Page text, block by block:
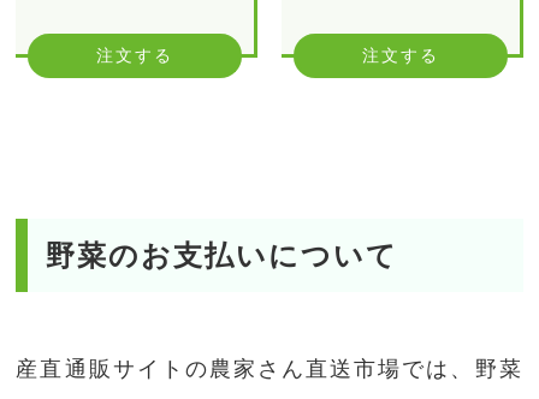
注文する 注文する
野菜のお支払いについて
産直通販サイトの農家さん直送市場では、野菜